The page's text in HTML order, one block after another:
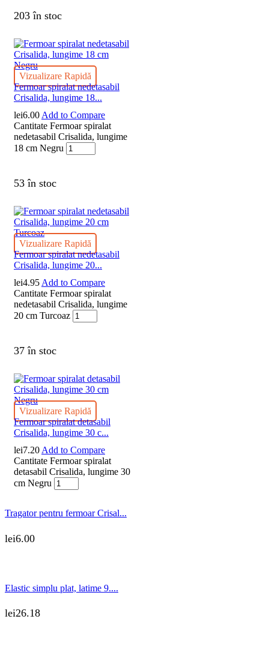
203 în stoc
Vizualizare Rapidă
Fermoar spiralat nedetasabil
Crisalida, lungime 18...
lei6.00 Add to Compare
Cantitate Fermoar spiralat
nedetasabil Crisalida, lungime
18 cm Negru
53 în stoc
Vizualizare Rapidă
Fermoar spiralat nedetasabil
Crisalida, lungime 20...
lei4.95 Add to Compare
Cantitate Fermoar spiralat
nedetasabil Crisalida, lungime
20 cm Turcoaz
37 în stoc
Vizualizare Rapidă
Fermoar spiralat detasabil
Crisalida, lungime 30 c...
lei7.20Add to Compare
Cantitate Fermoar spiralat
detasabil Crisalida, lungime 30
cm Negru
Tragator pentru fermoar Crisal...
lei6.00
Elastic simplu plat, latime 9....
lei26.18